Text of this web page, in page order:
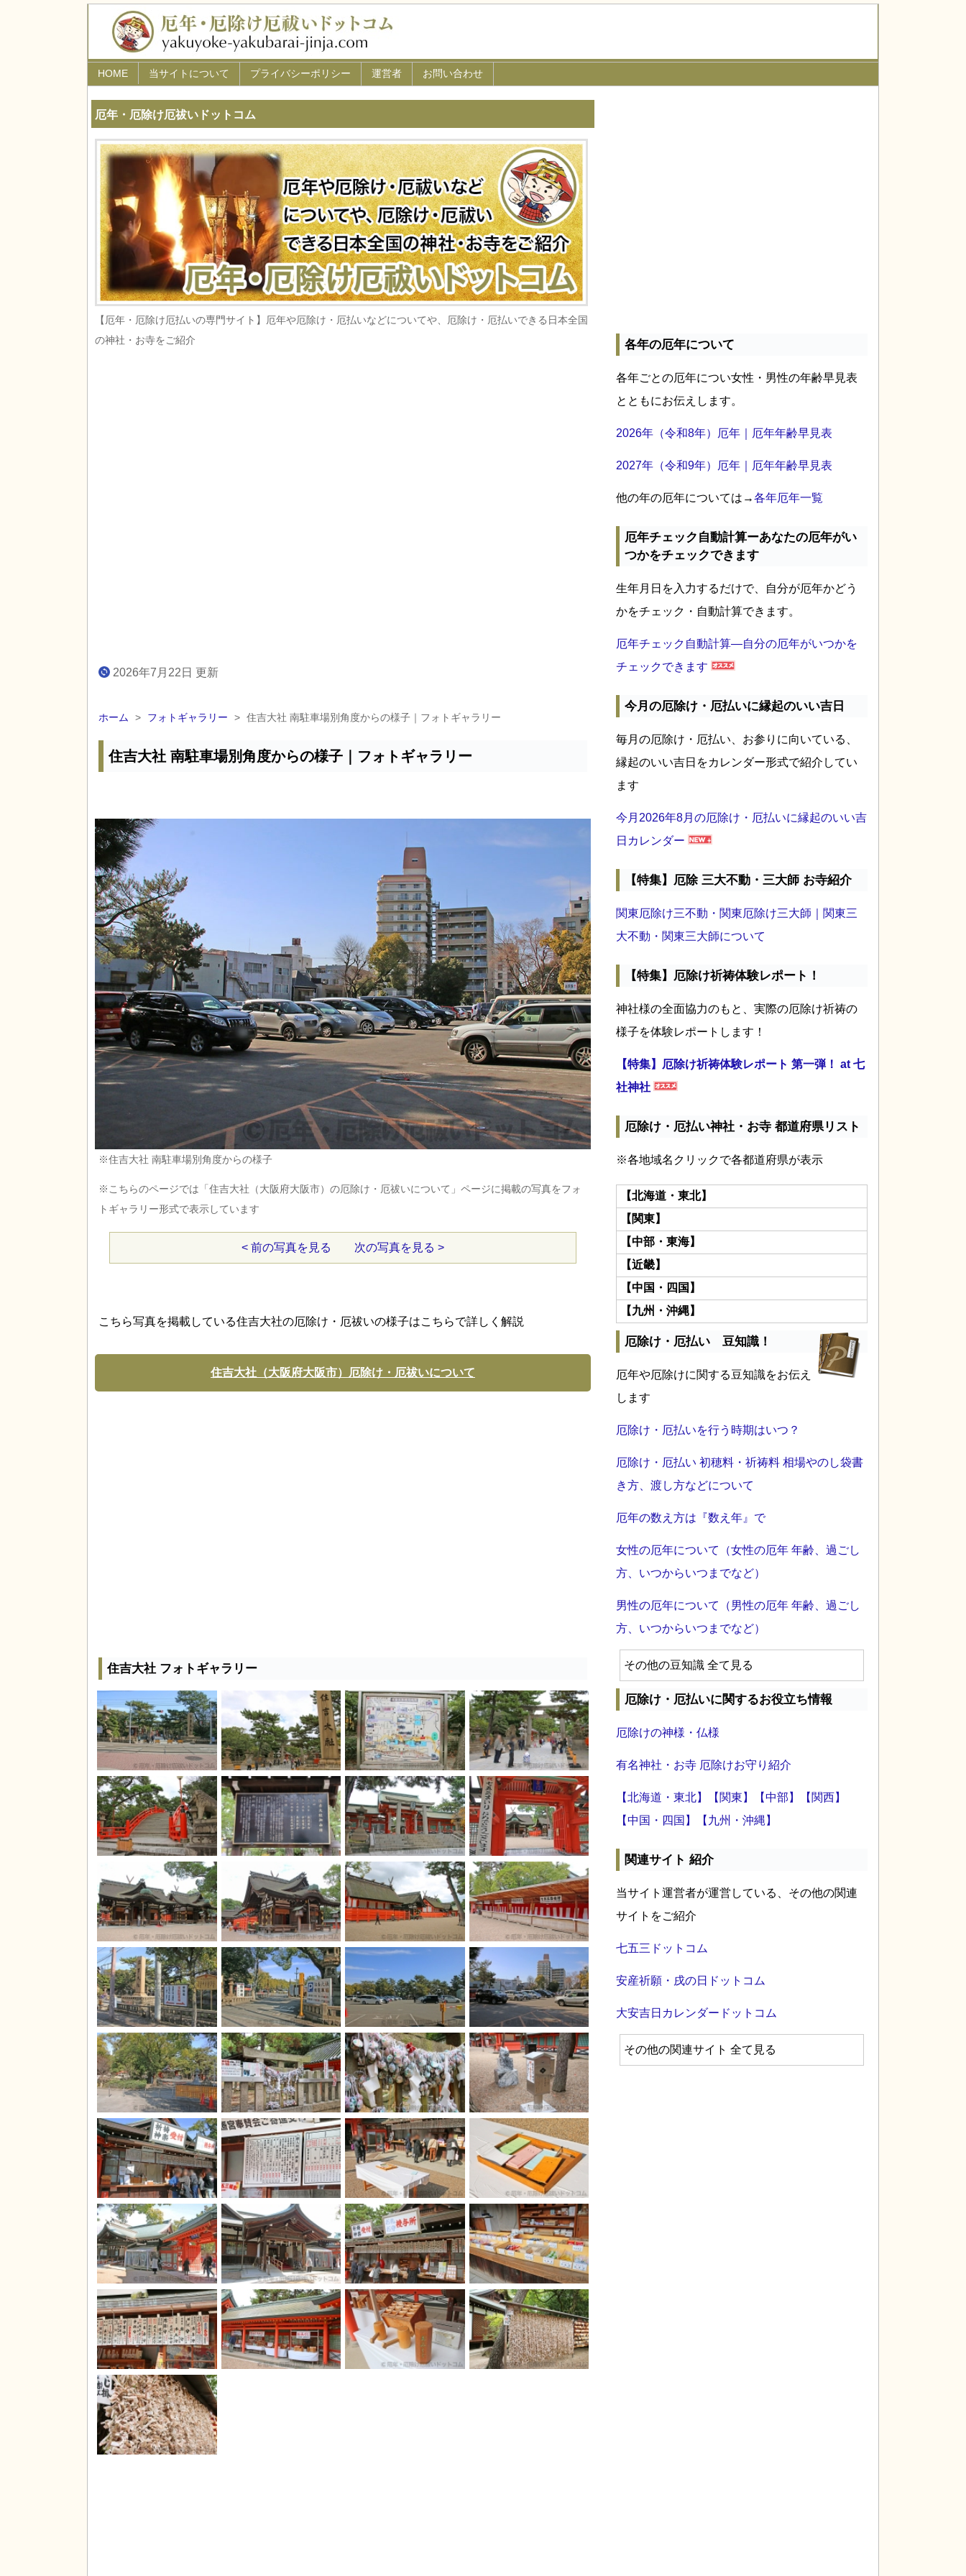
厄年・厄除け厄祓いドットコム
【厄年・厄除け厄払いの専門サイト】厄年や厄除け・厄払いなどについてや、厄除け・厄払いできる日本全国
の神社・お寺をご紹介
2026年7月22日 更新
ホーム > フォトギャラリー > 住吉大社 南駐車場別角度からの様子｜フォトギャラリー
住吉大社 南駐車場別角度からの様子｜フォトギャラリー
※住吉大社 南駐車場別角度からの様子
※こちらのページでは「住吉大社（大阪府大阪市）の厄除け・厄祓いについて」ページに掲載の写真をフォ
トギャラリー形式で表示しています
< 前の写真を見る 次の写真を見る >
こちら写真を掲載している住吉大社の厄除け・厄祓いの様子はこちらで詳しく解説
住吉大社（大阪府大阪市）厄除け・厄祓いについて
住吉大社 フォトギャラリー
各年の厄年について
各年ごとの厄年につい女性・男性の年齢早見表
とともにお伝えします。
2026年（令和8年）厄年｜厄年年齢早見表
2027年（令和9年）厄年｜厄年年齢早見表
他の年の厄年については→各年厄年一覧
厄年チェック自動計算ーあなたの厄年がい
つかをチェックできます
生年月日を入力するだけで、自分が厄年かどう
かをチェック・自動計算できます。
厄年チェック自動計算―自分の厄年がいつかを
チェックできます
今月の厄除け・厄払いに縁起のいい吉日
毎月の厄除け・厄払い、お参りに向いている、
縁起のいい吉日をカレンダー形式で紹介してい
ます
今月2026年8月の厄除け・厄払いに縁起のいい吉
日カレンダー
【特集】厄除 三大不動・三大師 お寺紹介
関東厄除け三不動・関東厄除け三大師｜関東三
大不動・関東三大師について
【特集】厄除け祈祷体験レポート！
神社様の全面協力のもと、実際の厄除け祈祷の
様子を体験レポートします！
【特集】厄除け祈祷体験レポート 第一弾！ at 七
社神社
厄除け・厄払い神社・お寺 都道府県リスト
※各地域名クリックで各都道府県が表示
【北海道・東北】
【関東】
【中部・東海】
【近畿】
【中国・四国】
【九州・沖縄】
厄除け・厄払い 豆知識！
厄年や厄除けに関する豆知識をお伝え
します
厄除け・厄払いを行う時期はいつ？
厄除け・厄払い 初穂料・祈祷料 相場やのし袋書
き方、渡し方などについて
厄年の数え方は『数え年』で
女性の厄年について（女性の厄年 年齢、過ごし
方、いつからいつまでなど）
男性の厄年について（男性の厄年 年齢、過ごし
方、いつからいつまでなど）
その他の豆知識 全て見る
厄除け・厄払いに関するお役立ち情報
厄除けの神様・仏様
有名神社・お寺 厄除けお守り紹介
【北海道・東北】 【関東】 【中部】
【関西】
【中国・四国】
【九州・沖縄】
関連サイト 紹介
当サイト運営者が運営している、その他の関連
サイトをご紹介
七五三ドットコム
安産祈願・戌の日ドットコム
大安吉日カレンダードットコム
その他の関連サイト 全て見る
HOME 当サイトについて プライバシーポリシー 運営者 お問い合わせ